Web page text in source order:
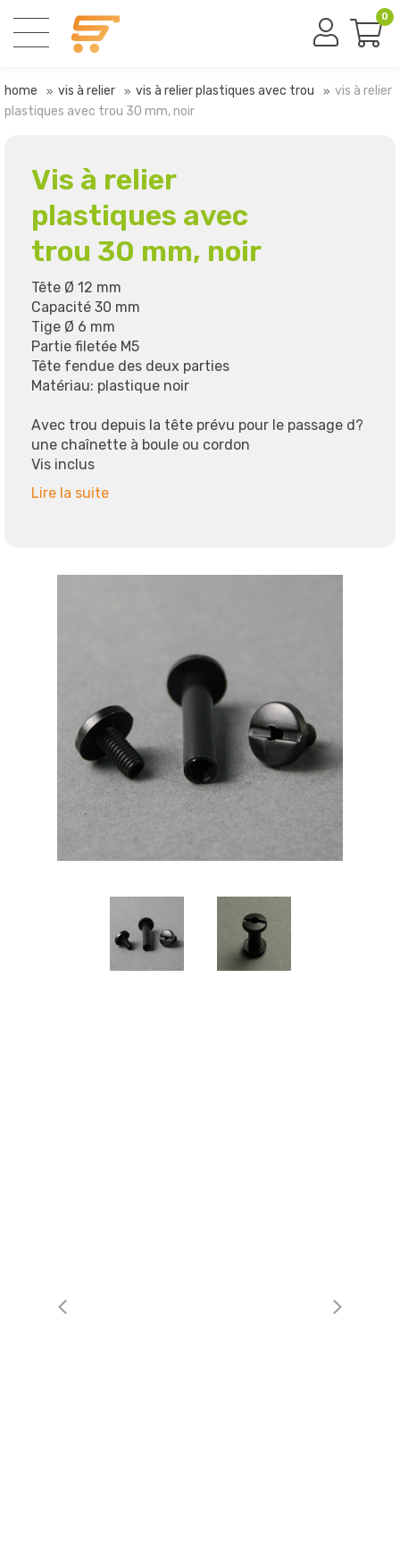
0
home vis à relier vis à relier plastiques avec trou
vis à relier
plastiques avec trou 30 mm, noir
Vis à relier
plastiques avec
trou 30 mm, noir
Tête Ø 12 mm
Capacité 30 mm
Tige Ø 6 mm
Partie filetée M5
Tête fendue des deux parties
Matériau: plastique noir
Avec trou depuis la tête prévu pour le passage d?
une chaînette à boule ou cordon
Vis inclus
Lire la suite